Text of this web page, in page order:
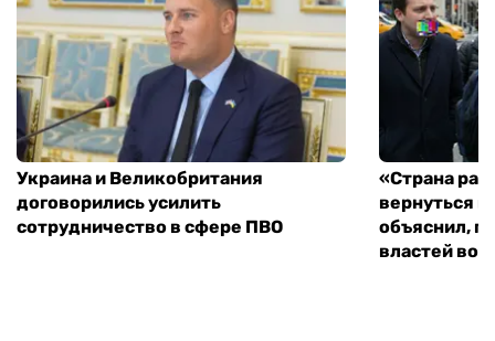
Украина и Великобритания
договорились усилить
сотрудничество в сфере ПВО
«Страна
вернуться
объяснил,
властей